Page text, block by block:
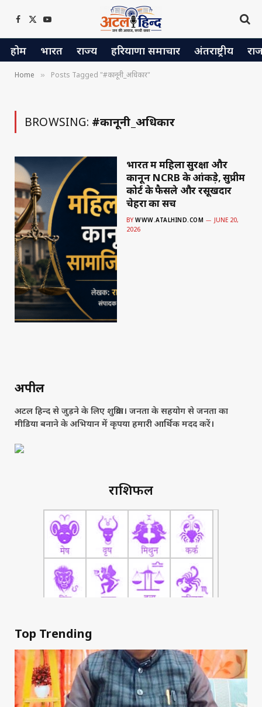
Facebook
X
(Twitter)
YouTube
होम भारत राज्य हरियाणा समाचार अंतराष्ट्रीय
Home » Posts Tagged "#कानूनी_अधिकार"
BROWSING: #कानूनी_अधिकार
भारत में महिला सुरक्षा और
कानून NCRB के आंकड़े, सुप्रीम
कोर्ट के फैसले और रसूखदार
चेहरों का सच
BY WWW.ATALHIND.COM
JUNE 20,
2026
अपील
अटल हिन्द से जुड़ने के लिए शुक्रिया। जनता के सहयोग से जनता का
मीडिया बनाने के अभियान में कृपया हमारी आर्थिक मदद करें।
राशिफल
Top Trending